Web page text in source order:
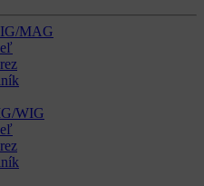
MAG
WIG